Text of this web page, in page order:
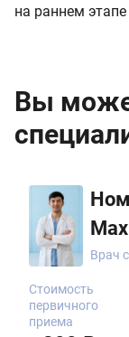
на раннем
Вы
Врач
Стоимость
первичного
приема